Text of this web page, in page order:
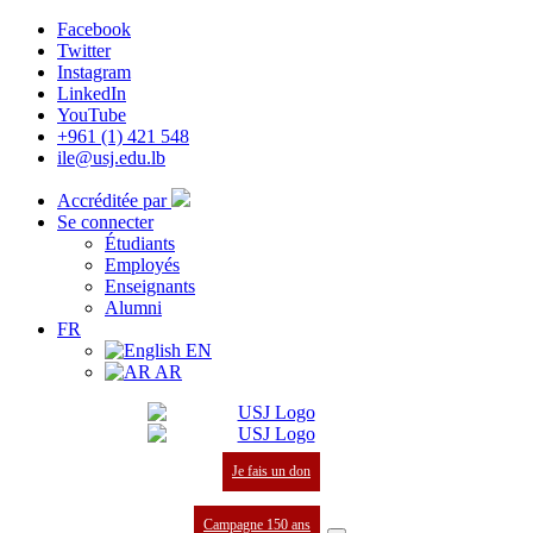
Facebook
Twitter
Instagram
LinkedIn
YouTube
+961 (1) 421 548
ile@usj.edu.lb
Accréditée par
Se connecter
Étudiants
Employés
Enseignants
Alumni
FR
EN
AR
Je fais un don
Campagne 150 ans